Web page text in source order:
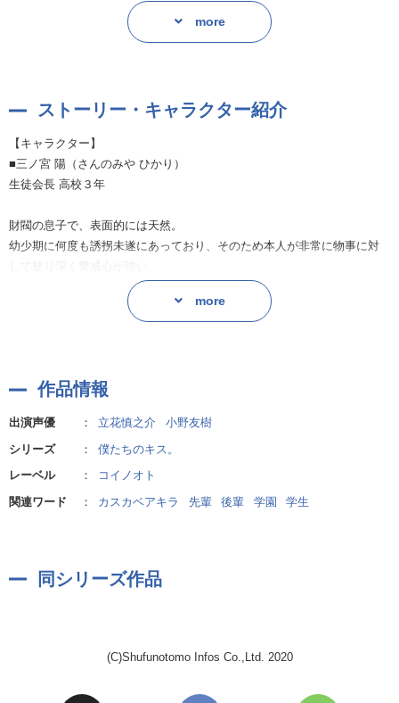
もどかしさを感じた陽は、湊を自分の送迎車や校舎裏の物陰に誘いこ
「キスが嫌という嘘」を隠そうとキスを迫る陽から逃げようとして足を
捻挫してしまいます…！
分から熱いキスをする湊。
お互いが隠していた「好き」の気持ちがやっと通じると、歯止めのかか
最初とはまるで立場が逆転！湊に押し倒されるように迫られ濃厚なキス
に思わず吐息が漏れる陽。
誰にも秘密の甘酸っぱい青春…
こっそり覗いてみませんか？
more
ストーリー・キャラクター紹介
【キャラクター】
■三ノ宮 陽（さんのみや ひかり）
生徒会長 高校３年
財閥の息子で、表面的には天然。
幼少期に何度も誘拐未遂にあっており、そのため本人が非常に物事に対
誘拐事件以降、両親が籠の鳥状態で陽を大事に育てたので中学時点でそ
うとう世間ずれしており、心配した両親が陽を「比較的」普通の高校に
る。
■卯月 湊（うづき みなと）
生徒会書記 高校２年
特待生で入学した苦労人。
どうにかサポートして無事に任期を終わらせて欲しいと願っている。
more
作品情報
出演声優 ： 立花慎之介
小野友樹
シリーズ
：
僕たちのキス。
レーベル
：
コイノオト
関連ワード
： カスカベアキラ 先輩 後輩 学園 学生
同シリーズ作品
(C)Shufunotomo Infos Co.,Ltd. 2020